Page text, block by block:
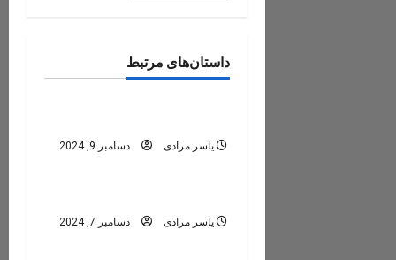
داستان‌های مرتبط
بخش ها، روستاها و توابع شهرستان داراب
یاسر مرادی دسامبر 9, 2024
بخش ها، روستاها و توابع شهرستان داراب
یاسر مرادی دسامبر 7, 2024
بخش ها، روستاها و توابع شهرستان داراب